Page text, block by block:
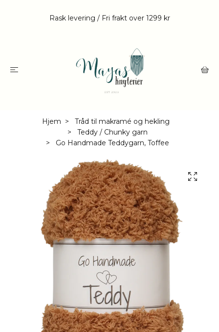
Rask levering / Fri frakt over 1299 kr
Hjem
Tråd til makramé og hekling
Teddy / Chunky garn
Go Handmade Teddygarn, Toffee